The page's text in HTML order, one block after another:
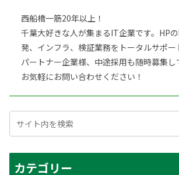
西船橋一筋20年以上！
千葉大好きな人が集まるIT企業です。HP
発、インフラ、検証業務をトータルサポー
パートナー企業様、中途採用も随時募集し
お気軽にお問い合わせください！
カテゴリー